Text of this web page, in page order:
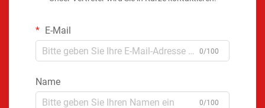
E-Mail
0/100
Name
0/100